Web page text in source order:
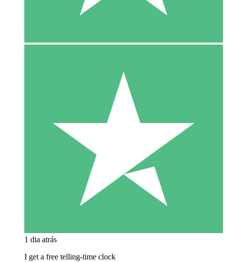
1 dia atrás
I get a free telling-time clock